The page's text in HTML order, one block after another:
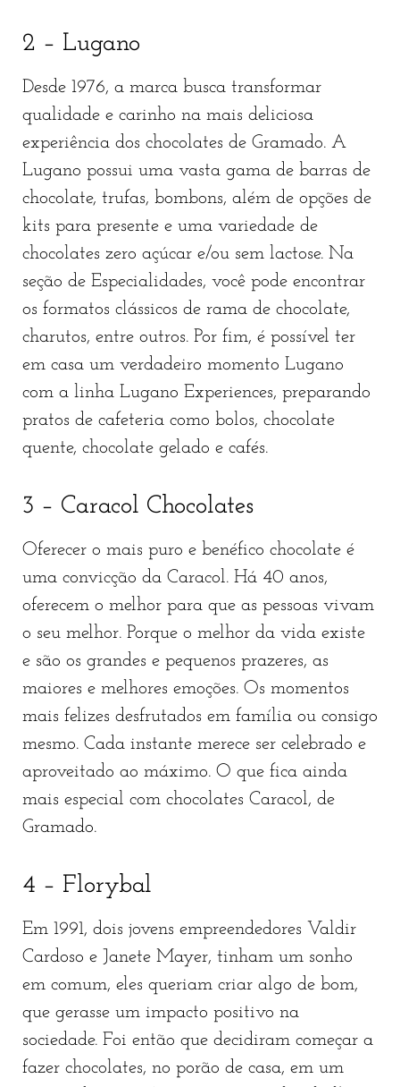
2 – Lugano
Desde 1976, a marca busca transformar
qualidade e carinho na mais deliciosa
experiência dos chocolates de Gramado. A
Lugano possui uma vasta gama de barras de
chocolate, trufas, bombons, além de opções de
kits para presente e uma variedade de
chocolates zero açúcar e/ou sem lactose. Na
seção de Especialidades, você pode encontrar
os formatos clássicos de rama de chocolate,
charutos, entre outros. Por fim, é possível ter
em casa um verdadeiro momento Lugano
com a linha Lugano Experiences, preparando
pratos de cafeteria como bolos, chocolate
quente, chocolate gelado e cafés.
3 – Caracol Chocolates
Oferecer o mais puro e benéfico chocolate é
uma convicção da Caracol. Há 40 anos,
oferecem o melhor para que as pessoas vivam
o seu melhor. Porque o melhor da vida existe
e são os grandes e pequenos prazeres, as
maiores e melhores emoções. Os momentos
mais felizes desfrutados em família ou consigo
mesmo. Cada instante merece ser celebrado e
aproveitado ao máximo. O que fica ainda
mais especial com chocolates Caracol, de
Gramado.
4 – Florybal
Em 1991, dois jovens empreendedores Valdir
Cardoso e Janete Mayer, tinham um sonho
em comum, eles queriam criar algo de bom,
que gerasse um impacto positivo na
sociedade. Foi então que decidiram começar a
fazer chocolates, no porão de casa, em um